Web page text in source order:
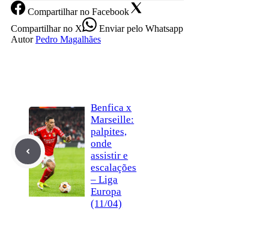
Compartilharno Facebook
Compartilharno X Enviarpelo Whatsapp
Autor Pedro Magalhães
Benfica x
Marseille:
palpites,
onde
assistir e
escalações
– Liga
Europa
(11/04)